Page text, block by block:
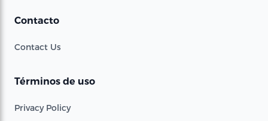
Contacto
Contact Us
Términos de uso
Privacy Policy